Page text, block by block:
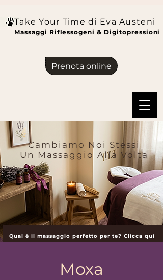
Take Your Time di Eva Austeni
Massaggi Riflessogeni & Digitopressioni
Prenota online
Cambiamo Noi Stessi
Un Massaggio Alla Volta
Qual è il massaggio perfetto per te? Clicca qui
Moxa